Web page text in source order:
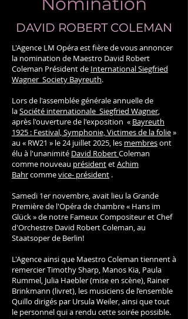
DAVID ROBERT COLEMAN
L'Agence LM Opéra est fière de vous annoncer
la nomination de Maestro David Robert
Coleman Président de International Siegfried
Wagner Society Bayreuth.
Lors de l'assemblée générale annuelle de
laSociété internationale Siegfried Wagner,
après l'ouverture de l'exposition « Bayreuth
1925 : Festival, Symphonie, Victimes de la folie»
au « RW21 » le 24 juillet 2025, les membresont
élu à l'unanimité David RobertColeman
comme nouveau présidentetAchim
Bahrcommevice- président .
Samedi 1er novembre, avait lieu la Grande
Première de l'Opéra de chambre « Hans im
Glück » de notre Fameux Compositeur et Chef
d'Orchestre David Robert Coleman, au
Staatsoper de Berlin!
L'Agence ainsi que Maestro Coleman tiennent à
remercier Timothy Sharp, Manos Kia, Paula
Rummel, Julia Haebler (mise en scène), Rainer
Brinkmann (livret), les musiciens de l’ensemble
Quillo dirigés par Ursula Weiler, ainsi que tout
le personnel qui a rendu cette soirée possible.